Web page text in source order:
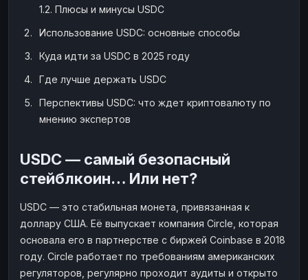
ДЕНЕЖНЫЕ ПЕРЕВОДЫ
ЗК USD
WU USD WU
НАЛИЧНЫЕ ДЕНЬГИ
Наличные USD
1.2. Плюсы и минусы USDC
Использование USDC: основные способы
Куда идти за USDC в 2025 году
Где лучше держать USDC
Перспективы USDC: что ждет криптовалюту по
мнению экспертов
USDC — самый безопасный
стейблкоин… Или нет?
USDC — это стабильная монета, привязанная к
доллару США. Её выпускает компания Circle, которая
основала его в партнерстве с биржей Coinbase в 2018
году. Circle работает по требованиям американских
регуляторов, регулярно проходит аудиты и открыто